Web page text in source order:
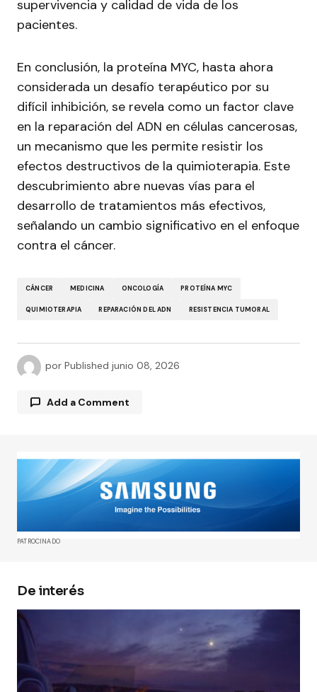
supervivencia y calidad de vida de los
pacientes.
En conclusión, la proteína MYC, hasta ahora
considerada un desafío terapéutico por su
difícil inhibición, se revela como un factor clave
en la reparación del ADN en células cancerosas,
un mecanismo que les permite resistir los
efectos destructivos de la quimioterapia. Este
descubrimiento abre nuevas vías para el
desarrollo de tratamientos más efectivos,
señalando un cambio significativo en el enfoque
contra el cáncer.
CÁNCER MEDICINA ONCOLOGÍA PROTEÍNA MYC
QUIMIOTERAPIA REPARACIÓN DEL ADN RESISTENCIA TUMORAL
por Published junio 08, 2026
Add a Comment
Tu dirección de correo electrónico no será
publicada.Los campos obligatorios están
marcados con*
Comment*
Your E-mail
PATROCINADO
De interés